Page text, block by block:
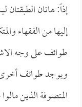
إذاً: هاتان الطبقتان
إليها من الفقهاء
طوائف على وجه
ويوجد طوائف
المتصوفة الذين